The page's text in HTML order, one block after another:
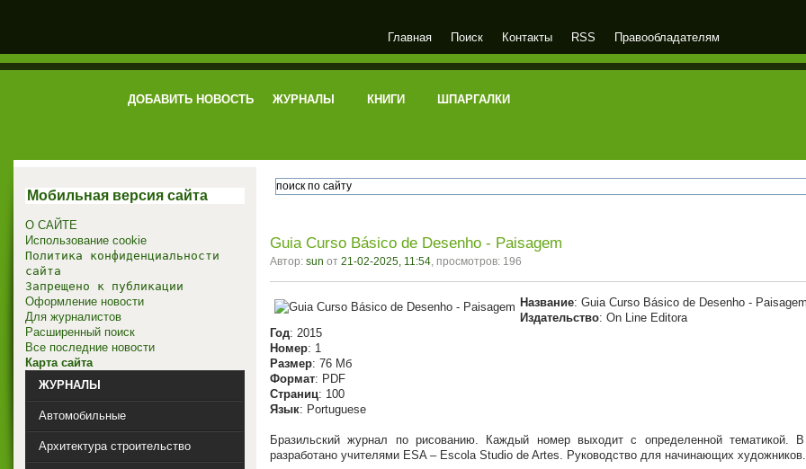
электронная библиотека
Главная Поиск Контакты RSS Правообладателям
ДОБАВИТЬ НОВОСТЬ ЖУРНАЛЫ КНИГИ ШПАРГАЛКИ
Guia Curso Básico de Desenho - Paisagem
Автор: sun от 21-02-2025, 11:54, просмотров: 196
Название: Guia Curso Básico de Desenho - Paisagem
Издательство: On Line Editora
Год: 2015
Номер: 1
Размер: 76 Мб
Формат: PDF
Страниц: 100
Язык: Portuguese
Бразильский журнал по рисованию. Каждый номер выходит с определенной тематикой.
разработано учителями ESA – Escola Studio de Artes. Руководство для начинающих художников.
Мобильная версия сайта
О САЙТЕ
Использование cookie
Политика конфиденциальности
сайта
Запрещено к публикации
Оформление новости
Для журналистов
Расширенный поиск
Все последние новости
Карта сайта
ЖУРНАЛЫ
Автомобильные
Архитектура строительство